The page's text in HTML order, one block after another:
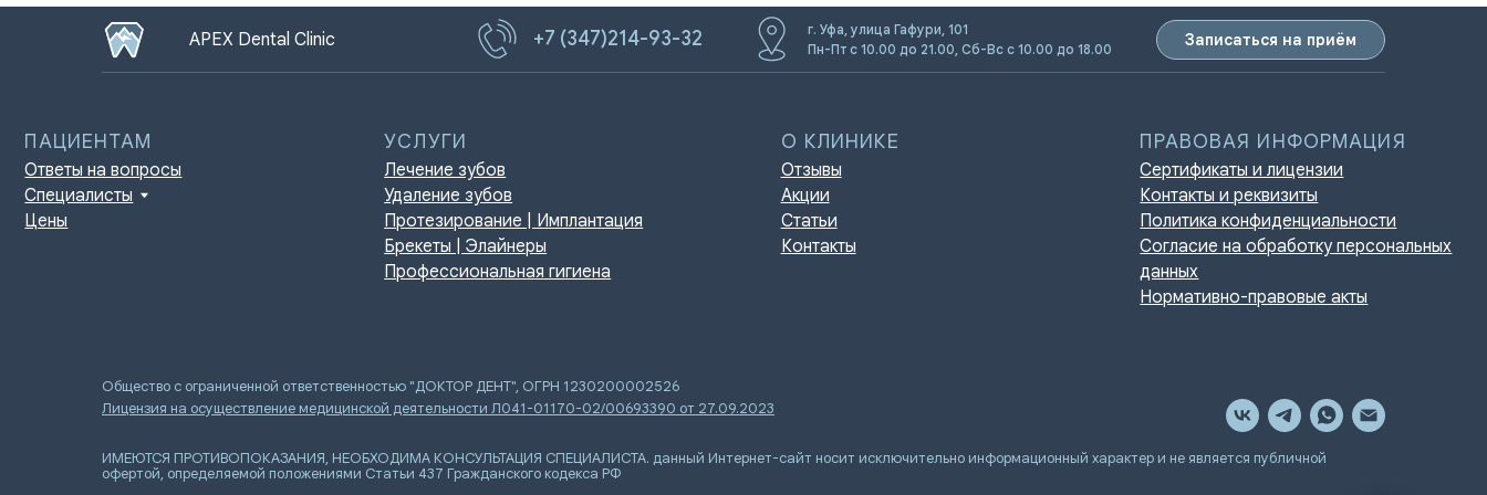
APEX Dental Clinic +7 (347)214-93-32
г. Уфа, улица Гафури, 101
Пн-Пт с 10.00 до 21.00, Сб-Вс с 10.00 до 18.00
Записаться на приём
ПАЦИЕНТАМ
Цены
УСЛУГИ
Протезирование | Имплантация
Брекеты | Элайнеры
Профессиональная гигиена
О КЛИНИКЕ ПРАВОВАЯ ИНФОРМАЦИЯ
Политика конфиденциальности
Согласие на обработку персональных
Нормативно-правовые акты
Общество с ограниченной ответственностью "ДОКТОР ДЕНТ", ОГРН 1230200002526
Лицензия на осуществление медицинской деятельности Л041-01170-02/00693390 от 27.09.2023
ИМЕЮТСЯ ПРОТИВОПОКАЗАНИЯ, НЕОБХОДИМА КОНСУЛЬТАЦИЯ СПЕЦИАЛИСТА. данный Интернет-сайт носит исключительно информационный характер и не является публичной
офертой, определяемой положениями Статьи 437 Гражданского кодекса РФ